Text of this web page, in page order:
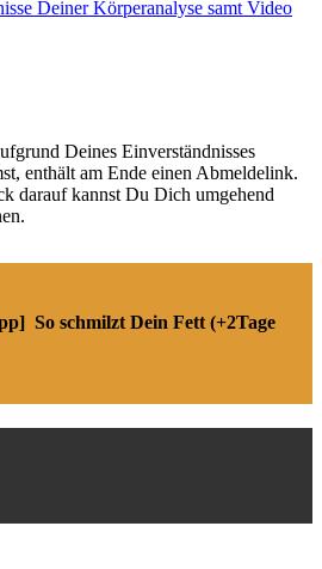
Deiner Körperanalyse samt Video
Deines Einverständnisses
enthält am Ende einen Abmeldelink.
darauf kannst Du Dich umgehend
So schmilzt Dein Fett (+2Tage